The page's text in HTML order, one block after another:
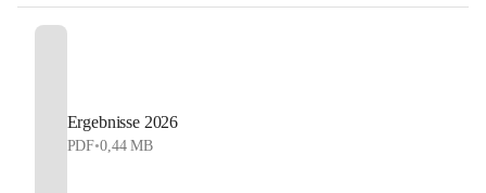
Ergebnisse 2026
PDF•0,44 MB